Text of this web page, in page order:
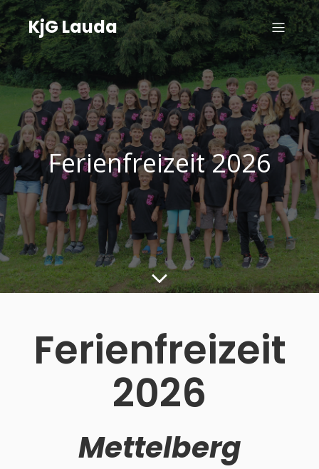
KjG Lauda
Ferienfreizeit 2026
Ferienfreizeit
2026
Mettelberg